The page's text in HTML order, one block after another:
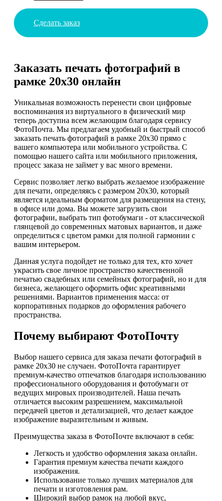
Сделать заказ
Заказать печать фотографий в
рамке 20х30 онлайн
Уникальная возможность перенести свои цифровые
воспоминания из виртуального в физический мир
теперь доступна всем желающим благодаря сервису
ФотоПочта. Мы предлагаем удобный и быстрый способ
заказать печать фотографий в рамке 20х30 прямо с
вашего компьютера или мобильного устройства. С
помощью нашего сайта или мобильного приложения,
процесс заказа не займет у вас много времени.
Сервис позволяет легко выбрать желаемое изображение
для печати, определяясь с размером 20х30, который
является идеальным форматом для размещения на стену,
в офисе или дома. Вы можете загрузить свои
фотографии, выбрать тип фотобумаги - от классической
глянцевой до современных матовых вариантов, и даже
определиться с цветом рамки для полной гармонии с
вашим интерьером.
Данная услуга подойдет не только для тех, кто хочет
украсить свое личное пространство качественной
печатью свадебных или семейных фотографий, но и для
бизнеса, желающего оформить офис креативными
решениями. Вариантов применения масса: от
корпоративных подарков до оформления рабочего
пространства.
Почему выбирают ФотоПочту
Выбор нашего сервиса для заказа печати фотографий в
рамке 20х30 не случаен. ФотоПочта гарантирует
премиум-качество отпечатков благодаря использованию
профессионального оборудования и фотобумаги от
ведущих мировых производителей. Наша печать
отличается высоким разрешением, максимальной
передачей цветов и детализацией, что делает каждое
изображение выразительным и живым.
Преимущества заказа в ФотоПочте включают в себя:
Легкость и удобство оформления заказа онлайн.
Гарантия премиум качества печати каждого
изображения.
Использование только лучших материалов для
печати и изготовления рам.
Широкий выбор рамок на любой вкус,